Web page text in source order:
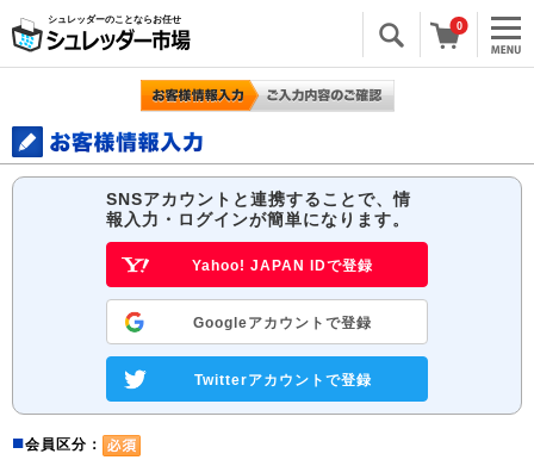
シュレッダーのことならお任せ
0
SNSアカウントと連携することで、情
報入力・ログインが簡単になります。
Yahoo! JAPAN IDで登録
Googleアカウントで登録
Twitterアカウントで登録
■会員区分：